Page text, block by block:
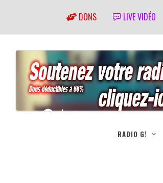
DONS LIVE VIDÉO
RADIO G!